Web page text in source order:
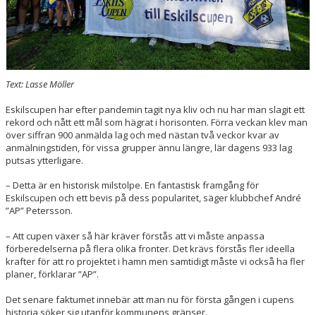
BILJETTER
MEDLEMSFÖRMÅNER
Text: Lasse Möller
Eskilscupen har efter pandemin tagit nya kliv och nu har man slagit ett
rekord och nått ett mål som hägrat i horisonten. Förra veckan klev man
över siffran 900 anmälda lag och med nästan två veckor kvar av
anmälningstiden, för vissa grupper ännu längre, lär dagens 933 lag
putsas ytterligare.
– Detta är en historisk milstolpe. En fantastisk framgång för
Eskilscupen och ett bevis på dess popularitet, säger klubbchef André
”AP” Petersson.
– Att cupen växer så här kräver förstås att vi måste anpassa
förberedelserna på flera olika fronter. Det krävs förstås fler ideella
krafter för att ro projektet i hamn men samtidigt måste vi också ha fler
planer, förklarar ”AP”.
Det senare faktumet innebär att man nu för första gången i cupens
historia söker sig utanför kommunens gränser.